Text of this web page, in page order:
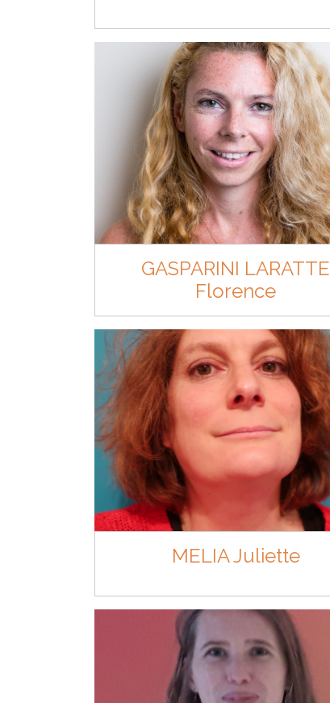
GASPARINI LARATTE
Florence
MELIA Juliette